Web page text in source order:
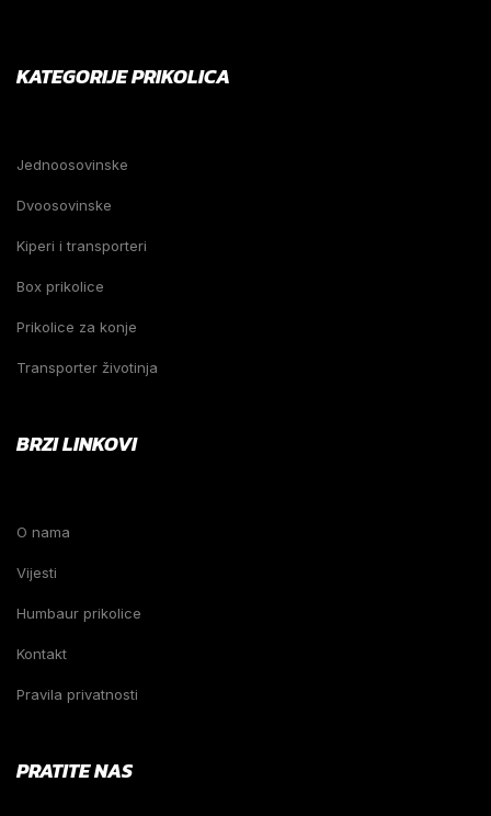
KATEGORIJE PRIKOLICA
Jednoosovinske
Dvoosovinske
Kiperi i transporteri
Box prikolice
Prikolice za konje
Transporter životinja
BRZI LINKOVI
O nama
Vijesti
Humbaur prikolice
Kontakt
Pravila privatnosti
PRATITE NAS